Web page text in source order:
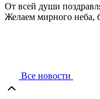
От всей души
Желаем мирного неба,
Все новости